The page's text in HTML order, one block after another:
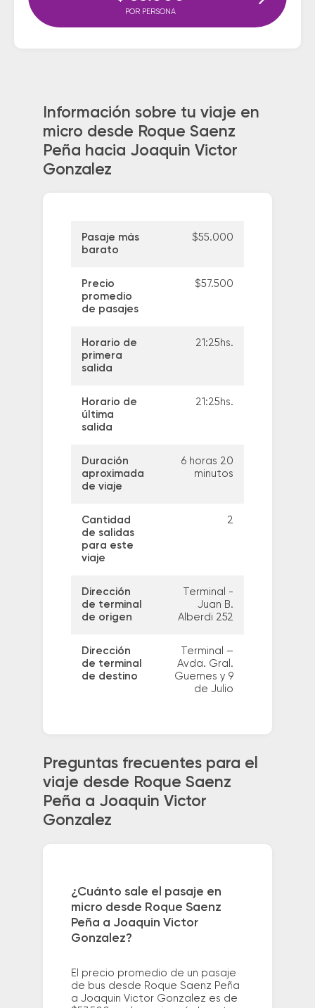
POR PERSONA
Información sobre tu viaje en
micro desde Roque Saenz
Peña hacia Joaquin Victor
Gonzalez
Pasaje más
barato
$55.000
Precio
promedio
de pasajes
$57.500
Horario de
primera
salida
21:25hs.
Horario de
última
salida
21:25hs.
Duración
aproximada
de viaje
6 horas 20
minutos
Cantidad
de salidas
para este
viaje
2
Dirección
de terminal
de origen
Terminal -
Juan B.
Alberdi 252
Dirección
de terminal
de destino
Terminal –
Avda. Gral.
Guemes y 9
de Julio
Preguntas frecuentes para el
viaje desde Roque Saenz
Peña a Joaquin Victor
Gonzalez
¿Cuánto sale el pasaje en
micro desde Roque Saenz
Peña a Joaquin Victor
Gonzalez?
El precio promedio de un pasaje
de bus desde Roque Saenz Peña
a Joaquin Victor Gonzalez es de